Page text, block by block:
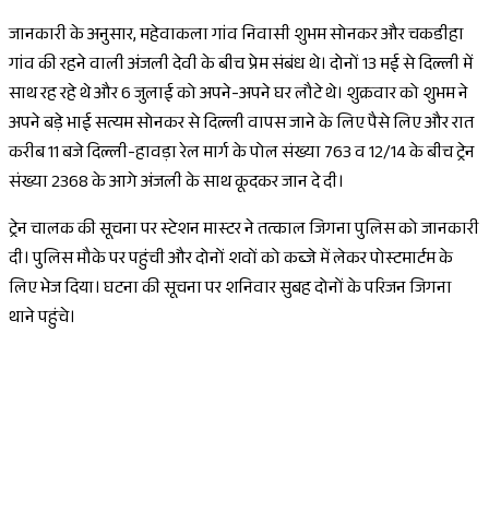
जानकारी के अनुसार, महेवाकला गांव निवासी शुभम सोनकर और चकडीहा
गांव की रहने वाली अंजली देवी के बीच प्रेम संबंध थे। दोनों 13 मई से दिल्ली में
साथ रह रहे थे और 6 जुलाई को अपने-अपने घर लौटे थे। शुक्रवार को शुभम ने
अपने बड़े भाई सत्यम सोनकर से दिल्ली वापस जाने के लिए पैसे लिए और रात
करीब 11 बजे दिल्ली-हावड़ा रेल मार्ग के पोल संख्या 763 व 12/14 के बीच ट्रेन
संख्या 2368 के आगे अंजली के साथ कूदकर जान दे दी।
ट्रेन चालक की सूचना पर स्टेशन मास्टर ने तत्काल जिगना पुलिस को जानकारी
दी। पुलिस मौके पर पहुंची और दोनों शवों को कब्जे में लेकर पोस्टमार्टम के
लिए भेज दिया। घटना की सूचना पर शनिवार सुबह दोनों के परिजन जिगना
थाने पहुंचे।